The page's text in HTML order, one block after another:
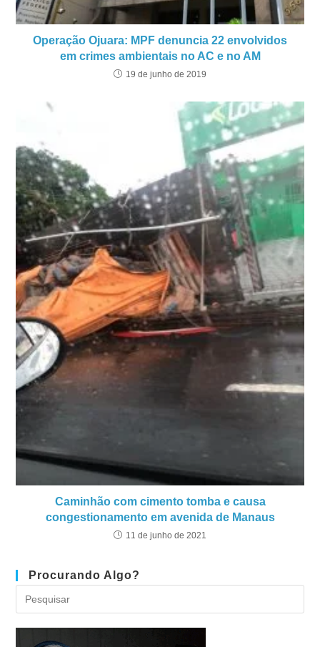
Operação Ojuara: MPF denuncia 22 envolvidos
em crimes ambientais no AC e no AM
19 de junho de 2019
Caminhão com cimento tomba e causa
congestionamento em avenida de Manaus
11 de junho de 2021
Procurando Algo?